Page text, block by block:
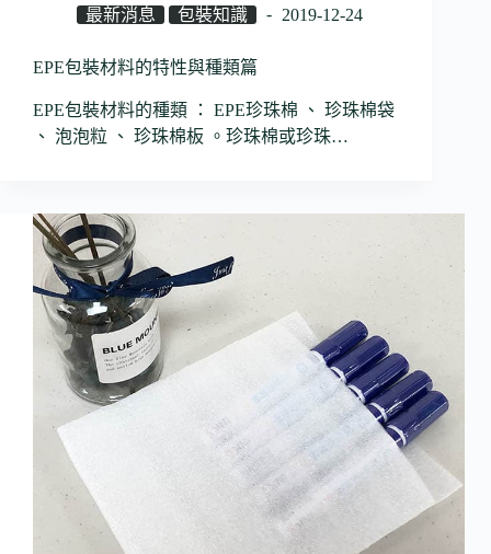
最新消息 包裝知識 2019-12-24
EPE包裝材料的特性與種類篇
EPE包裝材料的種類 ： EPE珍珠棉 、 珍珠棉袋
、 泡泡粒 、 珍珠棉板 。珍珠棉或珍珠…